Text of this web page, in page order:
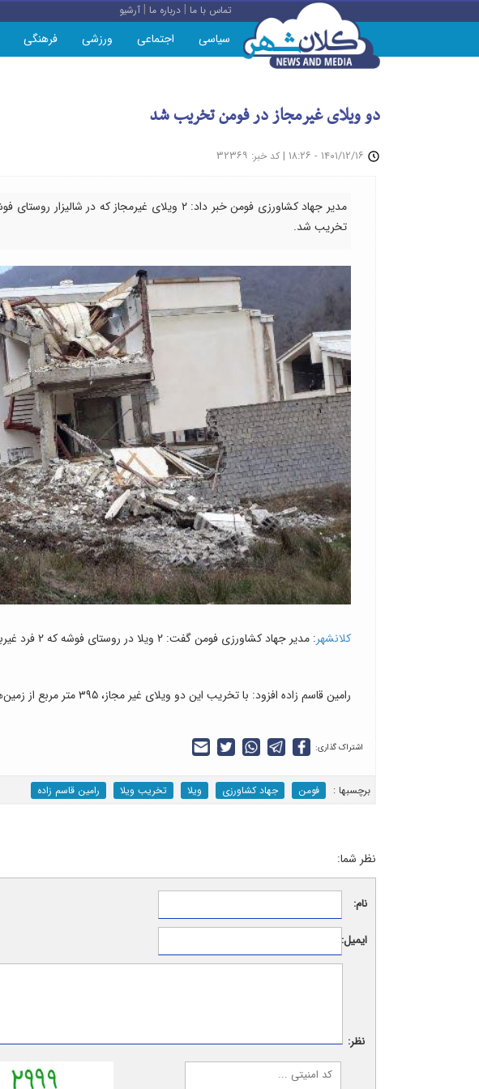
تماس با ما |درباره ما |آرشیو
سیاسی اجتماعی ورزشی فرهنگی
دو ویلای غیرمجاز در فومن تخریب شد
| کد خبر: ۳۲۳۶۹
تخریب شد.
کلانشهر: مدیر جهاد کشاورزی فومن گفت: ۲ ویلا در روستای فوشه که ۲ فرد غیربومی آن را ساخته بودند با حکم قضایی تخریب شد.
رامین قاسم زاده افزود: با تخریب این دو ویلای غیر مجاز، ۳۹۵ متر مربع از زمین‌های کشاورزی آزاد و به کاربری کشاورزی بازگشت.
اشتراک گذاری:
برچسب‎ها : فومن جهاد کشاورزی ویلا تخریب ویلا رامین قاسم زاده
نظر شما:
نام:
ایمیل:
نظر: